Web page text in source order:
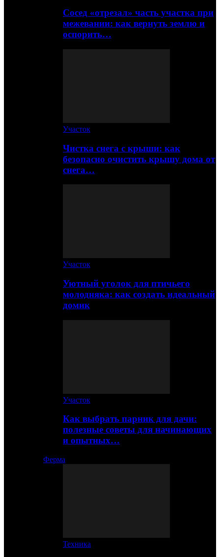
Сосед «отрезал» часть участка при
межевании: как вернуть землю и
оспорить…
Участок
Чистка снега с крыши: как
безопасно очистить крышу дома от
снега…
Участок
Уютный уголок для птичьего
молодняка: как создать идеальный
домик
Участок
Как выбрать парник для дачи:
полезные советы для начинающих
и опытных…
Ферма
Техника